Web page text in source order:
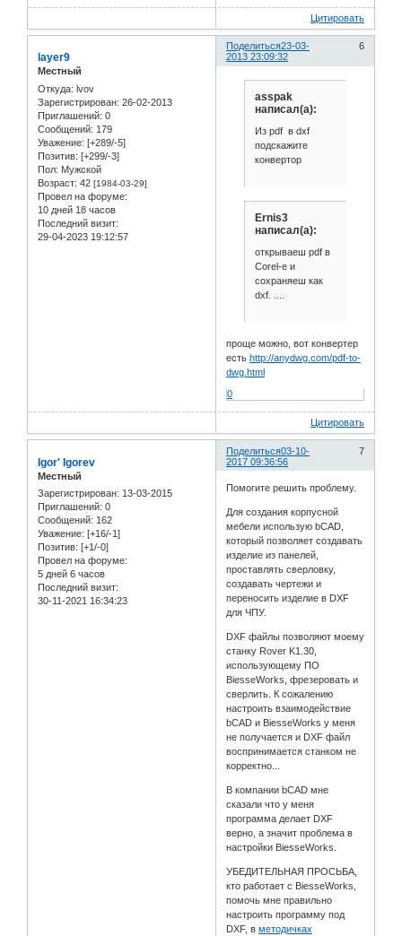
Цитировать
Поделиться 6
23-03-
2013 23:09:32
layer9
Местный
Откуда: lvov
Зарегистрирован: 26-02-2013
Приглашений: 0
Сообщений: 179
Уважение: [+289/-5]
Позитив: [+299/-3]
Пол: Мужской
Возраст: 42 [1984-03-29]
Провел на форуме:
10 дней 18 часов
Последний визит:
29-04-2023 19:12:57
asspak
написал(а):
Из pdf в dxf
подскажите
конвертор
Ernis3
написал(а):
открываеш pdf в
Corel-е и
сохраняеш как
dxf. ....
проще можно, вот конвертер
естьhttp://anydwg.com/pdf-to-
dwg.html
0
Цитировать
Поделиться 7
03-10-
2017 09:36:56
Igor' Igorev
Местный
Зарегистрирован: 13-03-2015
Приглашений: 0
Сообщений: 162
Уважение: [+16/-1]
Позитив: [+1/-0]
Провел на форуме:
5 дней 6 часов
Последний визит:
30-11-2021 16:34:23
Помогите решить проблему.
Для создания корпусной
мебели использую bCAD,
который позволяет создавать
изделие из панелей,
проставлять сверловку,
создавать чертежи и
переносить изделие в DXF
для ЧПУ.
DXF файлы позволяют моему
станку Rover K1.30,
использующему ПО
BiesseWorks, фрезеровать и
сверлить. К сожалению
настроить взаимодействие
bCAD и BiesseWorks у меня
не получается и DXF файл
воспринимается станком не
корректно...
В компании bCAD мне
сказали что у меня
программа делает DXF
верно, а значит проблема в
настройки BiesseWorks.
УБЕДИТЕЛЬНАЯ ПРОСЬБА,
кто работает с BiesseWorks,
помочь мне правильно
настроить программу под
DXF, вметодичках